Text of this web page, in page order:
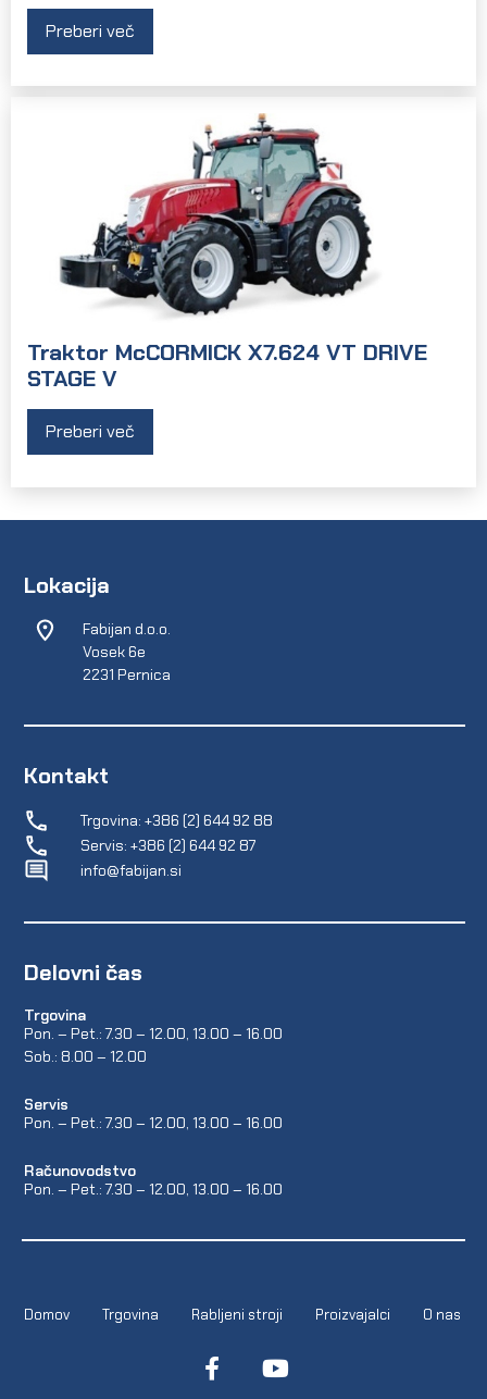
Preberi več
Traktor McCORMICK X7.624 VT DRIVE
STAGE V
Preberi več
Lokacija
Fabijan d.o.o.
Vosek 6e
2231 Pernica
Kontakt
Trgovina: +386 (2) 644 92 88
Servis: +386 (2) 644 92 87
info@fabijan.si
Delovni čas
Trgovina
Pon. – Pet.: 7.30 – 12.00, 13.00 – 16.00
Sob.: 8.00 – 12.00
Servis
Pon. – Pet.: 7.30 – 12.00, 13.00 – 16.00
Računovodstvo
Pon. – Pet.: 7.30 – 12.00, 13.00 – 16.00
Domov Trgovina Rabljeni stroji Proizvajalci O nas